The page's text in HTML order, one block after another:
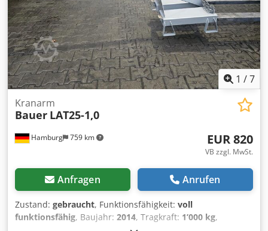
1 /7
Hamburg 759 km
Kranarm
Bauer LAT25-1,0
EUR 820
VB zzgl. MwSt.
Anfragen Anrufen
Zustand: gebraucht, Funktionsfähigkeit: voll
funktionsfähig, Baujahr: 2014, Tragkraft: 1’000 kg,